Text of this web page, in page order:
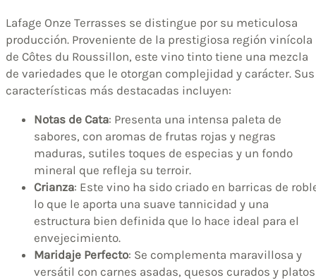
Lafage Onze Terrasses se distingue por su meticulosa
producción. Proveniente de la prestigiosa región vinícola
de Côtes du Roussillon, este vino tinto tiene una mezcla
de variedades que le otorgan complejidad y carácter. Sus
características más destacadas incluyen:
Notas de Cata: Presenta una intensa paleta de
sabores, con aromas de frutas rojas y negras
maduras, sutiles toques de especias y un fondo
mineral que refleja su terroir.
Crianza: Este vino ha sido criado en barricas de
lo que le aporta una suave tannicidad y una
estructura bien definida que lo hace ideal para el
envejecimiento.
Maridaje Perfecto: Se complementa maravillosa y
versátil con carnes asadas, quesos curados y platos